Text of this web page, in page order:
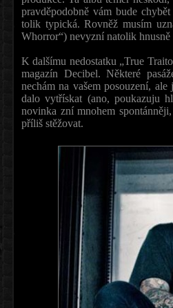
pravděpodobně vám bude
tolik typická. Rovněž musím
Whorror“) nevyzní natolik
K dalšímu nedostatku „True
magazín Decibel. Některé
nechám na vašem posouzení,
dalo vytřískat (ano, poukazuju
novinka zní mnohem
příliš stěžovat.